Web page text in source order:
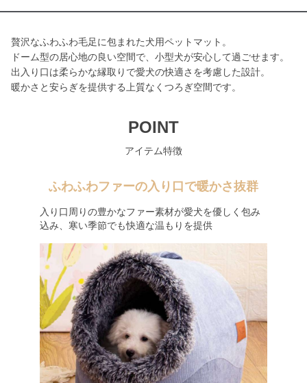
贅沢なふわふわ毛足に包まれた犬用ペットマット。
ドーム型の居心地の良い空間で、小型犬が安心して過ごせます。
出入り口は柔らかな縁取りで愛犬の快適さを考慮した設計。
暖かさと安らぎを提供する上質なくつろぎ空間です。
POINT
アイテム特徴
ふわふわファーの入り口で暖かさ抜群
入り口周りの豊かなファー素材が愛犬を優しく包み
込み、寒い季節でも快適な温もりを提供